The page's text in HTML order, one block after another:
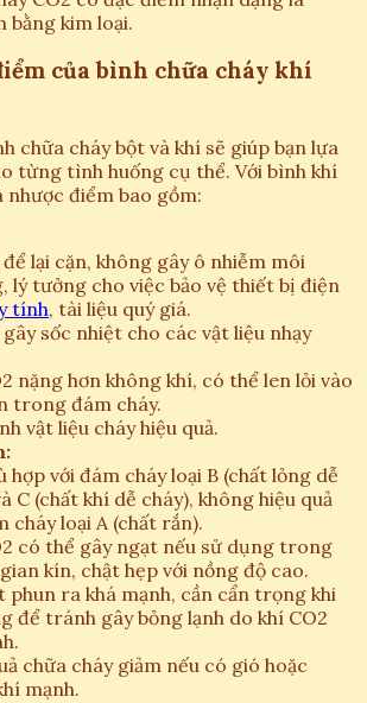
bằng kim loại.
của bình chữa cháy khí
chữa cháy bột và khí sẽ giúp bạn lựa
từng tình huống cụ thể. Với bình khí
nhược điểm bao gồm:
lại cặn, không gây ô nhiễm môi
lý tưởng cho việc bảo vệ thiết bị điện
tính, tài liệu quý giá.
sốc nhiệt cho các vật liệu nhạy
nặng hơn không khí, có thể len lỏi vào
trong đám cháy.
vật liệu cháy hiệu quả.
hợp với đám cháy loại B (chất lỏng dễ
C (chất khí dễ cháy), không hiệu quả
cháy loại A (chất rắn).
có thể gây ngạt nếu sử dụng trong
kín, chật hẹp với nồng độ cao.
phun ra khá mạnh, cần cẩn trọng khi
để tránh gây bỏng lạnh do khí CO2
chữa cháy giảm nếu có gió hoặc
mạnh.